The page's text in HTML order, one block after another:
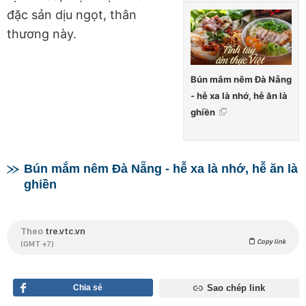
Bún mắm nêm Đà Nẵng
- hễ xa là nhớ, hễ ăn là
ghiền
đặc sản dịu ngọt, thân
thương này.
Bún mắm nêm Đà Nẵng - hễ xa là nhớ, hễ ăn là
ghiền
Theo tre.vtc.vn
(GMT +7) Copy link
Chia sẻ Sao chép link